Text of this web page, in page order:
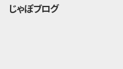
じゃぽブログ